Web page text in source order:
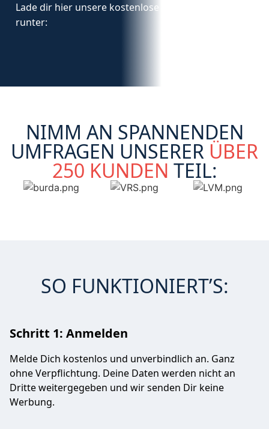
Lade dir hier unsere kostenlose App
runter:
NIMM AN SPANNENDEN
UMFRAGEN UNSERER ÜBER
250 KUNDEN TEIL:
SO FUNKTIONIERT’S:
Schritt 1: Anmelden
Melde Dich kostenlos und unverbindlich an. Ganz
ohne Verpflichtung. Deine Daten werden nicht an
Dritte weitergegeben und wir senden Dir keine
Werbung.